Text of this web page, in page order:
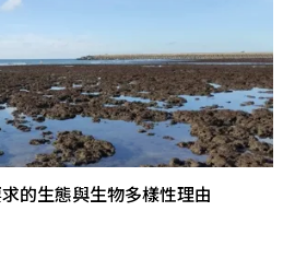
的生態與生物多樣性理由